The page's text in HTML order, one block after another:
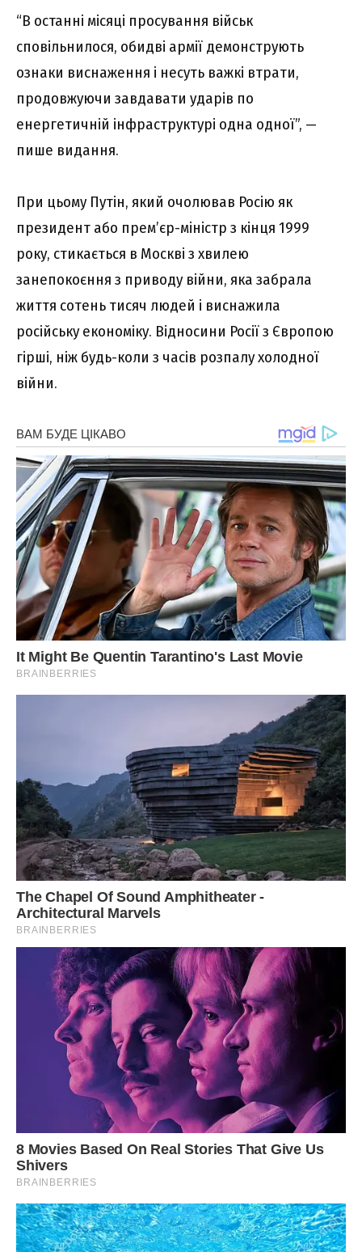
“В останні місяці просування військ
сповільнилося, обидві армії демонструють
ознаки виснаження і несуть важкі втрати,
продовжуючи завдавати ударів по
енергетичній інфраструктурі одна одної”, —
пише видання.
При цьому Путін, який очолював Росію як
президент або прем’єр-міністр з кінця 1999
року, стикається в Москві з хвилею
занепокоєння з приводу війни, яка забрала
життя сотень тисяч людей і виснажила
російську економіку. Відносини Росії з Європою
гірші, ніж будь-коли з часів розпалу холодної
війни.